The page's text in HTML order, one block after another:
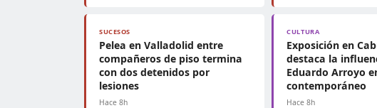
SUCESOS
Pelea en Valladolid entre
compañeros de piso termina
con dos detenidos por
lesiones
Hace 8h
CULTURA
Exposición en
destaca la
Eduardo Arroyo
contemporáneo
Hace 8h